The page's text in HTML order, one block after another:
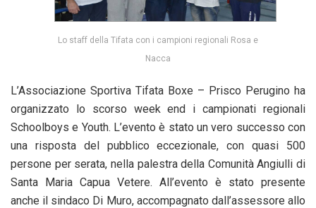
Lo staff della Tifata con i campioni regionali Rosa e
Nacca
L’Associazione Sportiva Tifata Boxe – Prisco Perugino ha
organizzato lo scorso week end i campionati regionali
Schoolboys e Youth. L’evento è stato un vero successo con
una risposta del pubblico eccezionale, con quasi 500
persone per serata, nella palestra della Comunità Angiulli di
Santa Maria Capua Vetere. All’evento è stato presente
anche il sindaco Di Muro, accompagnato dall’assessore allo